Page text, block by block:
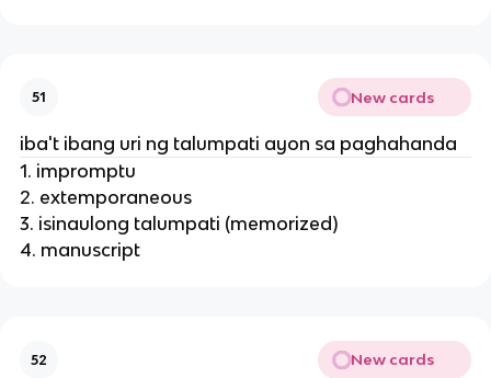
51 New cards
iba't ibang uri ng talumpati ayon sa paghahanda
1. impromptu
2. extemporaneous
3. isinaulong talumpati (memorized)
4. manuscript
52 New cards